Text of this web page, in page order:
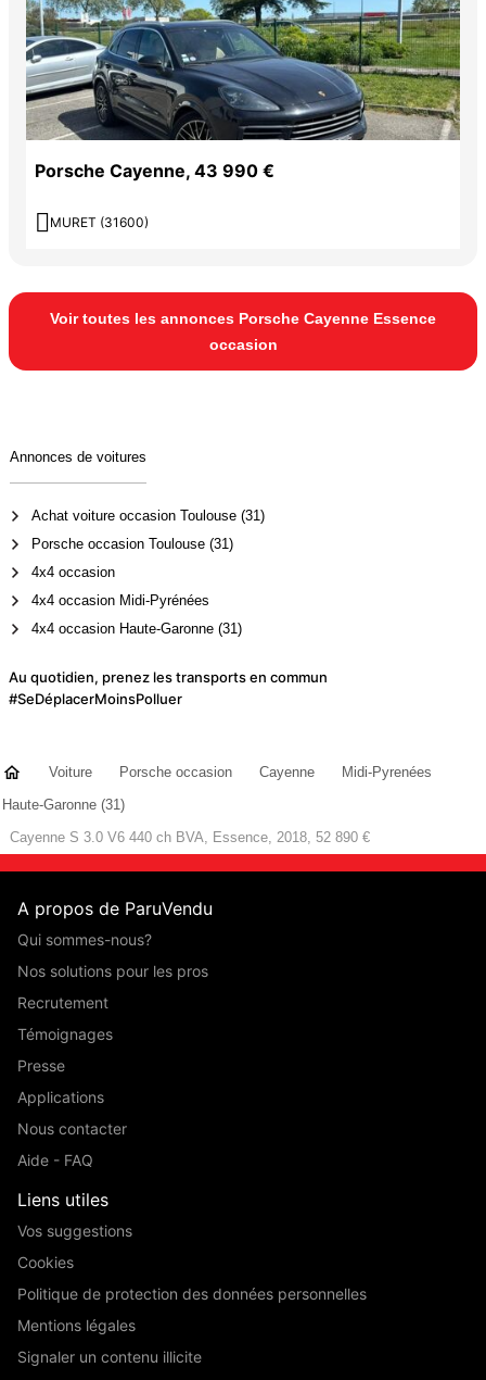
Porsche Cayenne, 43 990 €
 MURET (31600)
Voir toutes les annonces Porsche Cayenne Essence
occasion
Annonces de voitures
Achat voiture occasion Toulouse (31)
Porsche occasion Toulouse (31)
4x4 occasion
4x4 occasion Midi-Pyrénées
4x4 occasion Haute-Garonne (31)
Au quotidien, prenez les transports en commun
#SeDéplacerMoinsPolluer
Voiture Porsche occasion Cayenne
Midi-Pyrenées
Haute-Garonne (31)
Cayenne S 3.0 V6 440 ch BVA, Essence, 2018, 52 890 €
A propos de ParuVendu
Qui sommes-nous?
Nos solutions pour les pros
Recrutement
Témoignages
Presse
Applications
Nous contacter
Aide - FAQ
Liens utiles
Vos suggestions
Cookies
Politique de protection des données personnelles
Mentions légales
Signaler un contenu illicite